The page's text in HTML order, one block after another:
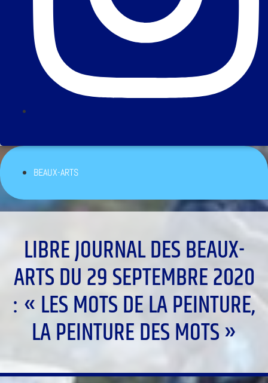
BEAUX-ARTS
LIBRE JOURNAL DES BEAUX-
ARTS DU 29 SEPTEMBRE 2020
: « LES MOTS DE LA PEINTURE,
LA PEINTURE DES MOTS »